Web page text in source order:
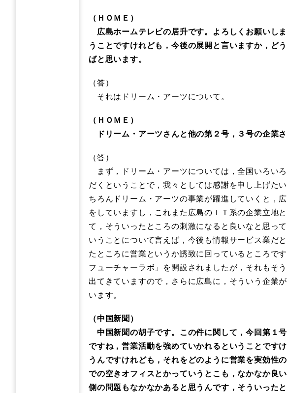
（ＨＯＭＥ）
広島ホームテレビの居升です。よろしくお願いし
うことですけれども，今後の展開と言いますか，ど
ばと思います。
（答）
それはドリーム・アーツについて。
（ＨＯＭＥ）
ドリーム・アーツさんと他の第２号，３号の企業さ
（答）
まず，ドリーム・アーツについては，全国いろい
だくということで，我々としては感謝を申し上げた
ちろんドリーム・アーツの事業が躍進していくと，
をしていますし，これまた広島のＩＴ系の企業立地
て，そういったところの刺激になると良いなと思っ
いうことについて言えば，今後も情報サービス業だ
たところに営業というか誘致に回っているところで
フューチャーラボ」を開設されましたが，それもそ
出てきていますので，さらに広島に，そういう企業
います。
（中国新聞）
中国新聞の胡子です。この件に関して，今回第１
ですね，営業活動を強めていかれるということです
うんですけれども，それをどのように営業を実効性
での空きオフィスとかっていうとこも，なかなか良
側の問題もなかなかあると思うんです，そういった